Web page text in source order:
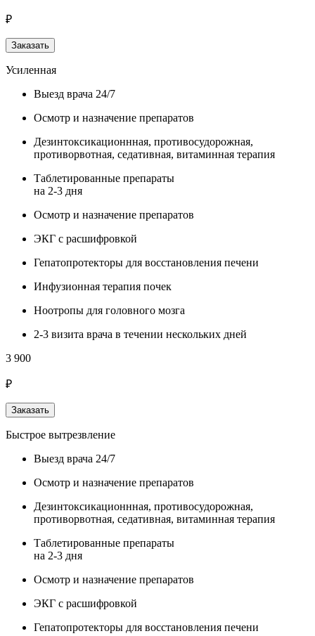
₽
Заказать
Усиленная
Выезд врача 24/7
Осмотр и назначение препаратов
Дезинтоксикационнная, противосудорожная,
противорвотная, седативная, витаминная терапия
Таблетированные препараты
на 2-3 дня
Осмотр и назначение препаратов
ЭКГ с расшифровкой
Гепатопротекторы для восстановления печени
Инфузионная терапия почек
Ноотропы для головного мозга
2-3 визита врача в течении нескольких дней
3 900
₽
Заказать
Быстрое вытрезвление
Выезд врача 24/7
Осмотр и назначение препаратов
Дезинтоксикационнная, противосудорожная,
противорвотная, седативная, витаминная терапия
Таблетированные препараты
на 2-3 дня
Осмотр и назначение препаратов
ЭКГ с расшифровкой
Гепатопротекторы для восстановления печени